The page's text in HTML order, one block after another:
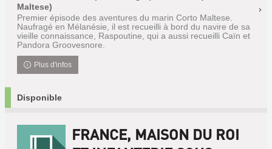
Maltese)
Premier épisode des aventures du marin Corto Maltese.
Naufragé en Mélanésie, il est recueilli à bord du navire de sa
vieille connaissance, Raspoutine, qui a aussi recueilli Caïn et
Pandora Groovesnore.
Plus d'infos
Disponible
FRANCE, MAISON DU ROI